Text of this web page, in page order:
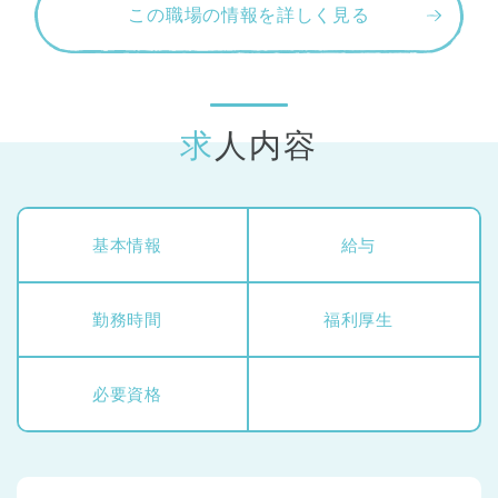
この職場の情報を詳しく見る
求人内容
基本情報 給与
勤務時間 福利厚生
必要資格